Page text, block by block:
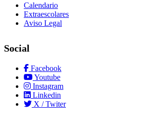
Calendario
Extraescolares
Aviso Legal
Social
Facebook
Youtube
Instagram
Linkedin
X / Twiter